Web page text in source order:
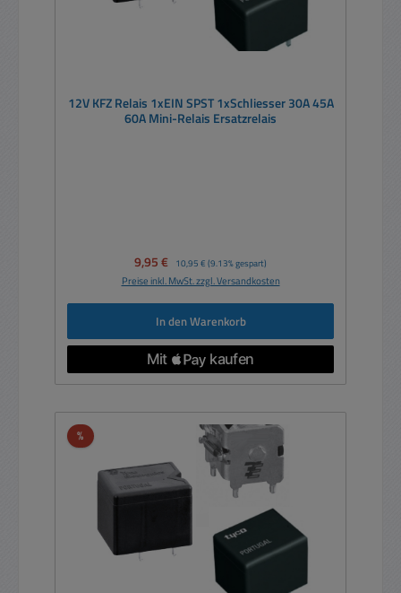
12V KFZ Relais 1xEIN SPST 1xSchliesser 30A 45A
60A Mini-Relais Ersatzrelais
Verkaufspreis:
9,95 € Regulärer Preis:
10,95 € (9.13% gespart)
Preise inkl. MwSt. zzgl. Versandkosten
In den Warenkorb
%Rabatt